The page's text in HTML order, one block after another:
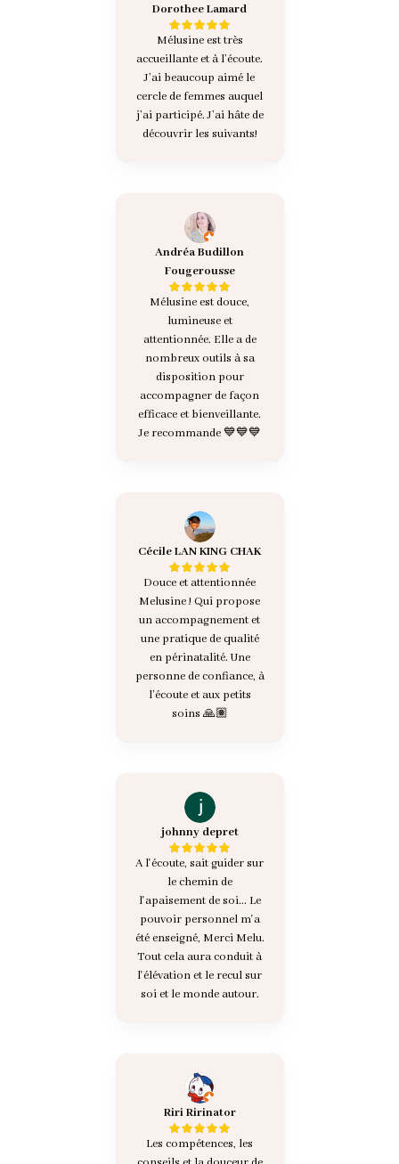
Dorothee Lamard
Mélusine est très
accueillante et à l’écoute.
J’ai beaucoup aimé le
cercle de femmes auquel
j’ai participé. J’ai hâte de
découvrir les suivants!
Andréa Budillon
Fougerousse
Mélusine est douce,
lumineuse et
attentionnée. Elle a de
nombreux outils à sa
disposition pour
accompagner de façon
efficace et bienveillante.
Je recommande 💙💙💙
Cécile LAN KING CHAK
Douce et attentionnée
Melusine ! Qui propose
un accompagnement et
une pratique de qualité
en périnatalité. Une
personne de confiance, à
l’écoute et aux petits
soins 🙏🏽
johnny depret
A l'écoute, sait guider sur
le chemin de
l'apaisement de soi... Le
pouvoir personnel m'a
été enseigné, Merci Melu.
Tout cela aura conduit à
l'élévation et le recul sur
soi et le monde autour.
Riri Ririnator
Les compétences, les